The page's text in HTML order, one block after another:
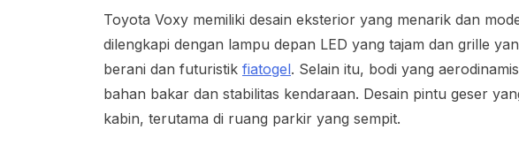
Toyota Voxy memiliki desain eksterior yang menarik dan
dilengkapi dengan lampu depan LED yang tajam dan grille
berani dan futuristik fiatogel. Selain itu, bodi yang
bahan bakar dan stabilitas kendaraan. Desain pintu geser
kabin, terutama di ruang parkir yang sempit.